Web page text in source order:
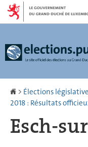
Aller
navigation
Aller
Accueil
> Élections
2018 : Résultats
Esch-